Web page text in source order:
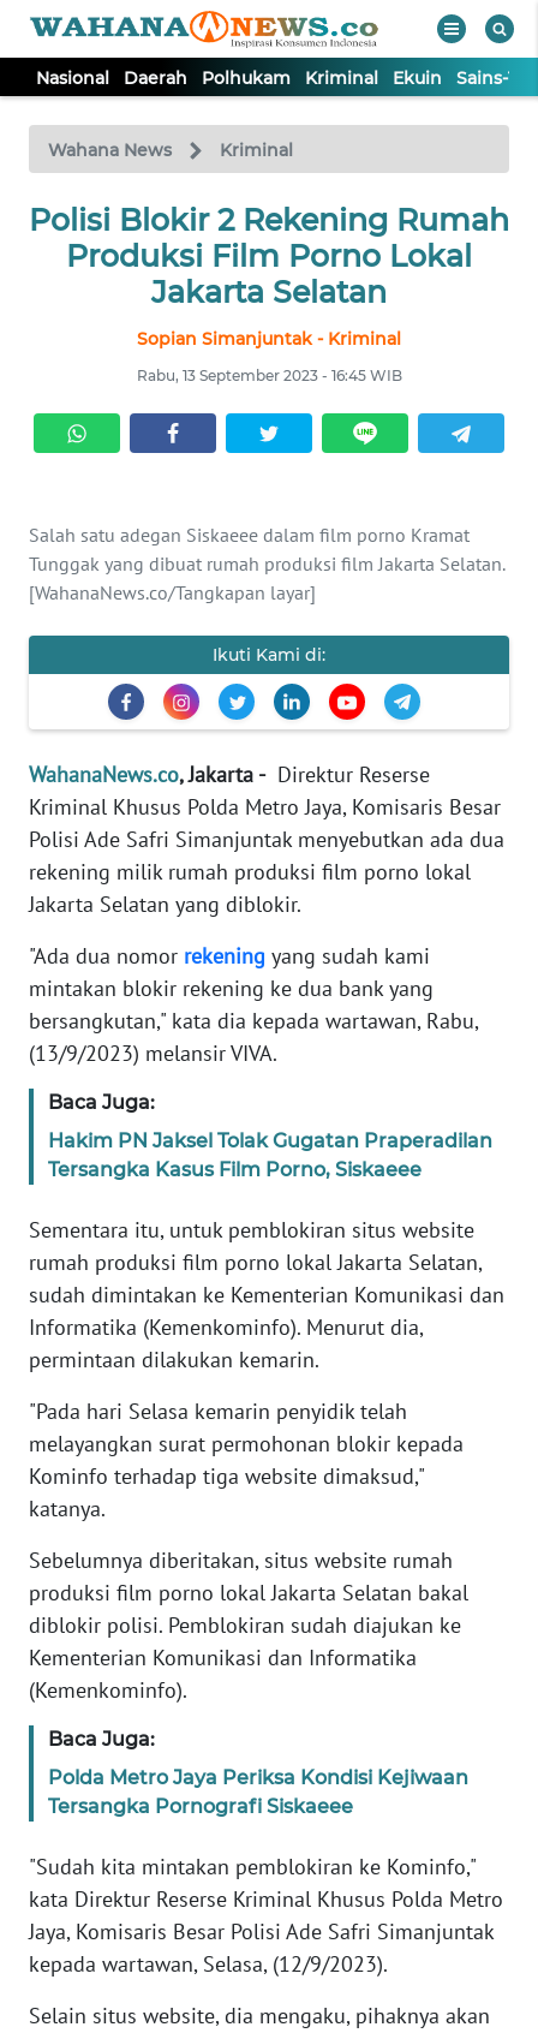
Nasional Daerah Polhukam Kriminal Ekuin Sains-
Wahana News Kriminal
Polisi Blokir 2 Rekening Rumah
Produksi Film Porno Lokal
Jakarta Selatan
Sopian Simanjuntak - Kriminal
Rabu, 13 September 2023 - 16:45 WIB
Salah satu adegan Siskaeee dalam film porno Kramat
Tunggak yang dibuat rumah produksi film Jakarta Selatan.
[WahanaNews.co/Tangkapan layar]
Ikuti Kami di:
WahanaNews.co, Jakarta -Direktur Reserse
Kriminal Khusus Polda Metro Jaya, Komisaris Besar
Polisi Ade Safri Simanjuntak menyebutkan ada dua
rekening milik rumah produksi film porno lokal
Jakarta Selatan yang diblokir.
"Ada dua nomor rekening yang sudah kami
mintakan blokir rekening ke dua bank yang
bersangkutan," kata dia kepada wartawan, Rabu,
(13/9/2023) melansir VIVA.
Baca Juga:
Hakim PN Jaksel Tolak Gugatan Praperadilan
Tersangka Kasus Film Porno, Siskaeee
Sementara itu, untuk pemblokiran situs website
rumah produksi film porno lokal Jakarta Selatan,
sudah dimintakan ke Kementerian Komunikasi dan
Informatika (Kemenkominfo). Menurut dia,
permintaan dilakukan kemarin.
"Pada hari Selasa kemarin penyidik telah
melayangkan surat permohonan blokir kepada
Kominfo terhadap tiga website dimaksud,"
katanya.
Sebelumnya diberitakan, situs website rumah
produksi film porno lokal Jakarta Selatan bakal
diblokir polisi. Pemblokiran sudah diajukan ke
Kementerian Komunikasi dan Informatika
(Kemenkominfo).
Baca Juga:
Polda Metro Jaya Periksa Kondisi Kejiwaan
Tersangka Pornografi Siskaeee
"Sudah kita mintakan pemblokiran ke Kominfo,"
kata Direktur Reserse Kriminal Khusus Polda Metro
Jaya, Komisaris Besar Polisi Ade Safri Simanjuntak
kepada wartawan, Selasa, (12/9/2023).
Selain situs website, dia mengaku, pihaknya akan
TV
Tutup
NASIONAL
KRIMINAL
INTERNASIONAL
PENDIDIKAN
OLAHRAGA
OPINI
EDITORIAL
Informasi
INDEKS
BERITA
KONTAK
INFO
IKLAN
TENTANG
MEDIA
REDAKSI
KARIR
DISCLAIMER
Wahana
News
WN
SUMUT
JAKARTA